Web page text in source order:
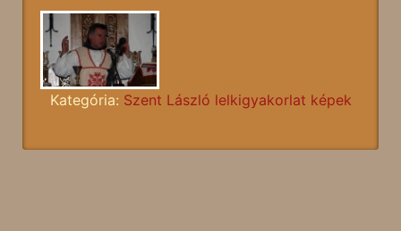
Kategória: Szent László lelkigyakorlat képek